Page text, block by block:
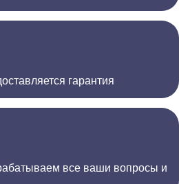
гарантия
все ваши вопросы и